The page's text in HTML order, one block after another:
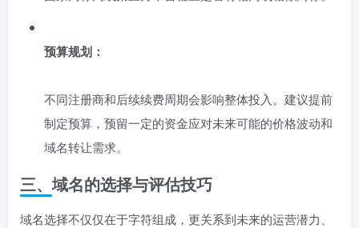
预算规划：
不同注册商和后续续费周期会影响整体投入。建议提前
制定预算，预留一定的资金应对未来可能的价格波动和
域名转让需求。
三、域名的选择与评估技巧
域名选择不仅仅在于字符组成，更关系到未来的运营潜力、